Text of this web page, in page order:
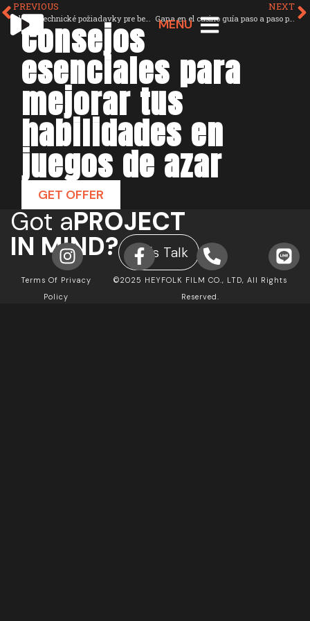
MENU
PREVIOUS
Aké sú technické požiadavky pre bezproblémové hranie online
NEXT
Gana en el casino guía paso a paso para principiantes
Consejos
esenciales para
mejorar tus
habilidades en
juegos de azar
GET OFFER
Got aPROJECT
IN MIND? Let's Talk
©2025 HEYFOLK FILM CO., LTD, All Rights
Reserved.
Terms Of Privacy
Policy